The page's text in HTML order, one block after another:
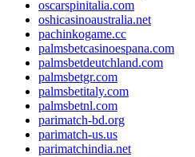
oscarspinitalia.com
oshicasinoaustralia.net
pachinkogame.cc
palmsbetcasinoespana.com
palmsbetdeutchland.com
palmsbetgr.com
palmsbetitaly.com
palmsbetnl.com
parimatch-bd.org
parimatch-us.us
parimatchindia.net